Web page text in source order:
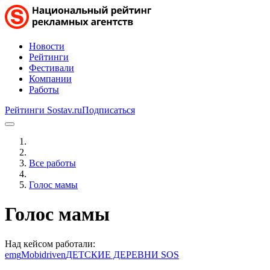
Новости
Рейтинги
Фестивали
Компании
Работы
Рейтинги Sostav.ruПодписаться
Все работы
Голос мамы
Голос мамы
Над кейсом работали:
emgMobidrivenДЕТСКИЕ ДЕРЕВНИ SOS